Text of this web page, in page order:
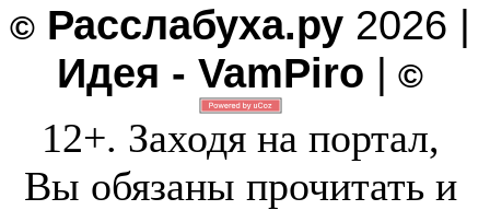
© Расслабуха.ру 2026 |
Идея - VamPiro | ©
12+. Заходя на портал,
Вы обязаны прочитать и